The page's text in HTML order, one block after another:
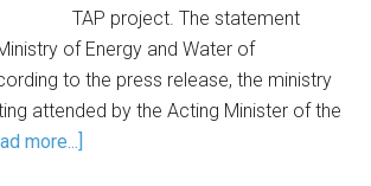
TAP project. The statement
of Energy and Water of
to the press release, the ministry
attended by the Acting Minister of the
more...]